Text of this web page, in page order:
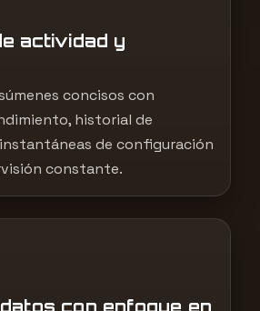
actividad y
concisos con
historial de
de configuración
constante.
con enfoque en